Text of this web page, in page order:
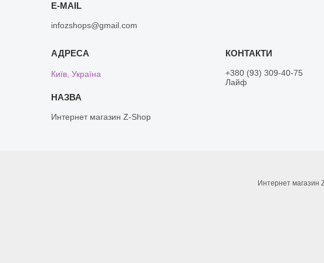
E-MAIL
infozshops@gmail.com
Київ, Україна
Интернет магазин Z-Shop
+380 (93) 309-40-75
Лайф